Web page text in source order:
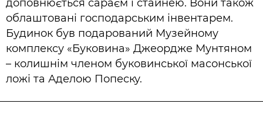
доповнюється сараєм і стайнею. Вони також
облаштовані господарським інвентарем.
Будинок був подарований Музейному
комплексу «Буковина» Джеордже Мунтяном
– колишнім членом буковинської масонської
ложі та Аделою Попеску.